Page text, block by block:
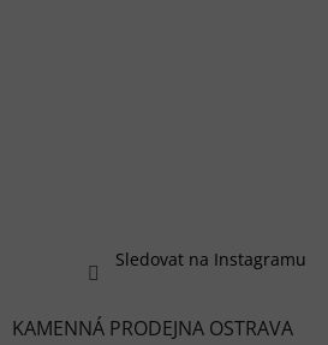
Sledovat na Instagramu
KAMENNÁ PRODEJNA OSTRAVA